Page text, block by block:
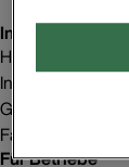
Inspiration
Homestorys
Gebäudeprojekte
Fachbetriebsfinder
Für Betriebe